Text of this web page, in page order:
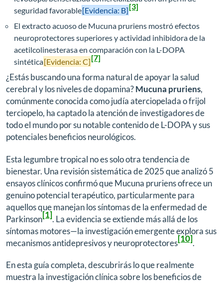
seguridad favorable[Evidencia: B][3]
El extracto acuoso de Mucuna pruriens mostró efectos
neuroprotectores superiores y actividad inhibidora de la
acetilcolinesterasa en comparación con la L-DOPA
sintética[Evidencia: C][7]
¿Estás buscando una forma natural de apoyar la salud
cerebral y los niveles de dopamina?Mucuna pruriens,
comúnmente conocida como judía aterciopelada o frijol
terciopelo, ha captado la atención de investigadores de
todo el mundo por su notable contenido de L-DOPA y sus
potenciales beneficios neurológicos.
Esta legumbre tropical no es solo otra tendencia de
bienestar. Una revisión sistemática de 2025 que analizó 5
ensayos clínicos confirmó que Mucuna pruriens ofrece un
genuino potencial terapéutico, particularmente para
aquellos que manejan los síntomas de la enfermedad de
Parkinson[1]. La evidencia se extiende más allá de los
síntomas motores—la investigación emergente explora sus
mecanismos antidepresivos y neuroprotectores[10].
En esta guía completa, descubrirás lo que realmente
muestra la investigación clínica sobre los beneficios de